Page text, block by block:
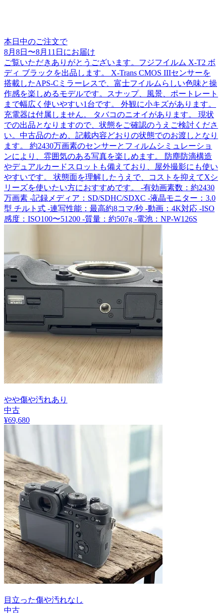
本日中のご注文で
8月8日 〜8月11日 にお届け
ご覧いただきありがとうございます。フジフイルム X-T2 ボ
ディ ブラックを出品します。 X-Trans CMOS IIIセンサーを
搭載したAPS-Cミラーレスで、富士フイルムらしい色味と操
作感を楽しめるモデルです。スナップ、風景、ポートレート
まで幅広く使いやすい1台です。 外観に小キズがあります。
充電器は付属しません。 タバコのニオイがあります。 現状
での出品となりますので、状態をご確認のうえご検討くださ
い。中古品のため、記載内容どおりの状態でのお渡しとなり
ます。 約2430万画素のセンサーとフィルムシミュレーショ
ンにより、雰囲気のある写真を楽しめます。 防塵防滴構造
やデュアルカードスロットも備えており、屋外撮影にも使い
やすいです。 状態面を理解したうえで、コストを抑えてXシ
リーズを使いたい方におすすめです。 -有効画素数：約2430
万画素 -記録メディア：SD/SDHC/SDXC -液晶モニター：3.0
型 チルト式 -連写性能：最高約8コマ/秒 -動画：4K対応 -ISO
感度：ISO100〜51200 -質量：約507g -電池：NP-W126S
やや傷や汚れあり
中古
¥69,680
目立った傷や汚れなし
中古